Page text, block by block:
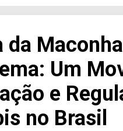
seguintes
magnitude 2,1;
foram
Brasileira (RSBR)
Sismologia da
é coordenada
com apoio do
(SGB/CPRM). Se...
da
Um
e
no Brasil